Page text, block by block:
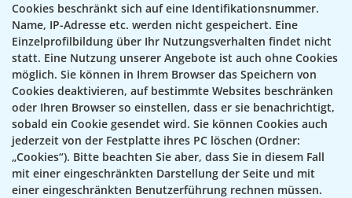
Cookies beschränkt sich auf eine Identifikationsnummer.
Name, IP-Adresse etc. werden nicht gespeichert. Eine
Einzelprofilbildung über Ihr Nutzungsverhalten findet nicht
statt. Eine Nutzung unserer Angebote ist auch ohne Cookies
möglich. Sie können in Ihrem Browser das Speichern von
Cookies deaktivieren, auf bestimmte Websites beschränken
oder Ihren Browser so einstellen, dass er sie benachrichtigt,
sobald ein Cookie gesendet wird. Sie können Cookies auch
jederzeit von der Festplatte ihres PC löschen (Ordner:
„Cookies“). Bitte beachten Sie aber, dass Sie in diesem Fall
mit einer eingeschränkten Darstellung der Seite und mit
einer eingeschränkten Benutzerführung rechnen müssen.